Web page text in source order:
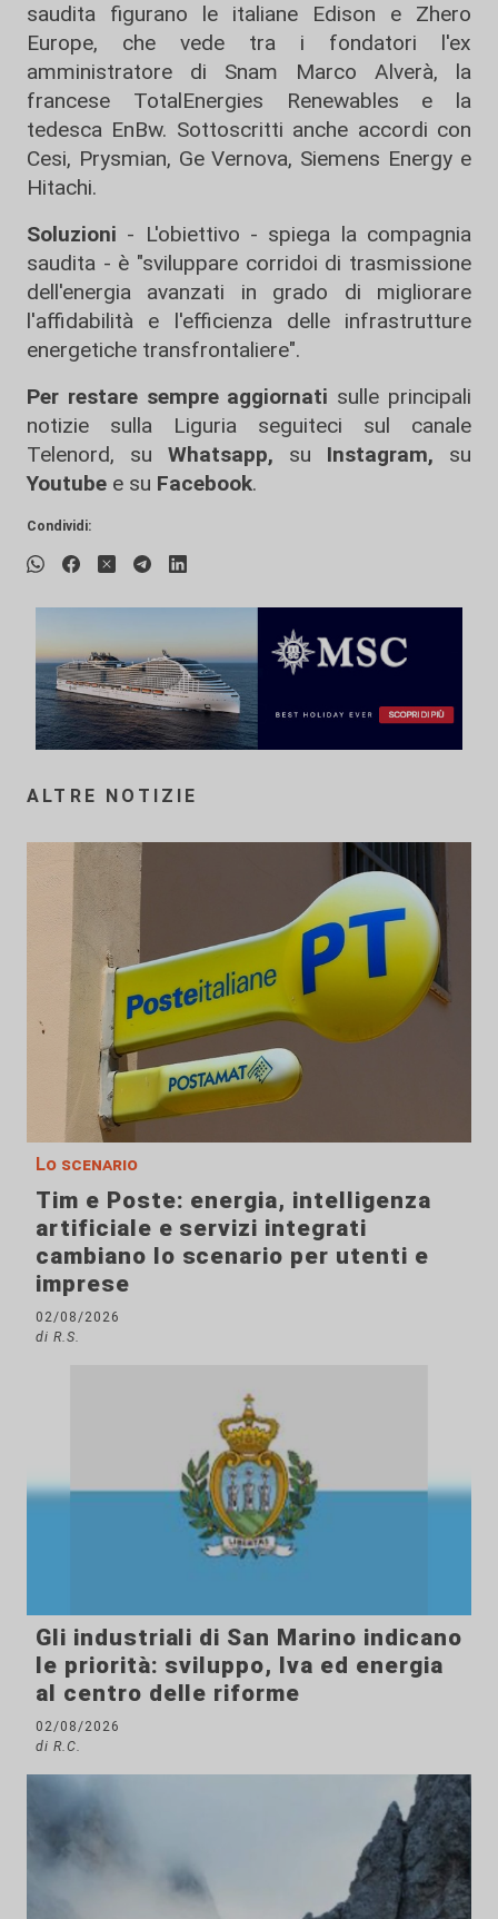
saudita figurano le italiane Edison e Zhero
Europe, che vede tra i fondatori l'ex
amministratore di Snam Marco Alverà, la
francese TotalEnergies Renewables e la
tedesca EnBw. Sottoscritti anche accordi con
Cesi, Prysmian, Ge Vernova, Siemens Energy e
Hitachi.
Soluzioni - L'obiettivo - spiega la compagnia
saudita - è "sviluppare corridoi di trasmissione
dell'energia avanzati in grado di migliorare
l'affidabilità e l'efficienza delle infrastrutture
energetiche transfrontaliere".
Per restare sempre aggiornati sulle principali
notizie sulla Liguria seguiteci sul canale
Telenord, su
Whatsapp, su Instagram, su
Youtube e su Facebook.
Condividi:
ALTRE NOTIZIE
Lo scenario
Tim e Poste: energia, intelligenza
artificiale e servizi integrati
cambiano lo scenario per utenti e
imprese
02/08/2026
di R.S.
Gli industriali di San Marino indicano
le priorità: sviluppo, Iva ed energia
al centro delle riforme
02/08/2026
di R.C.